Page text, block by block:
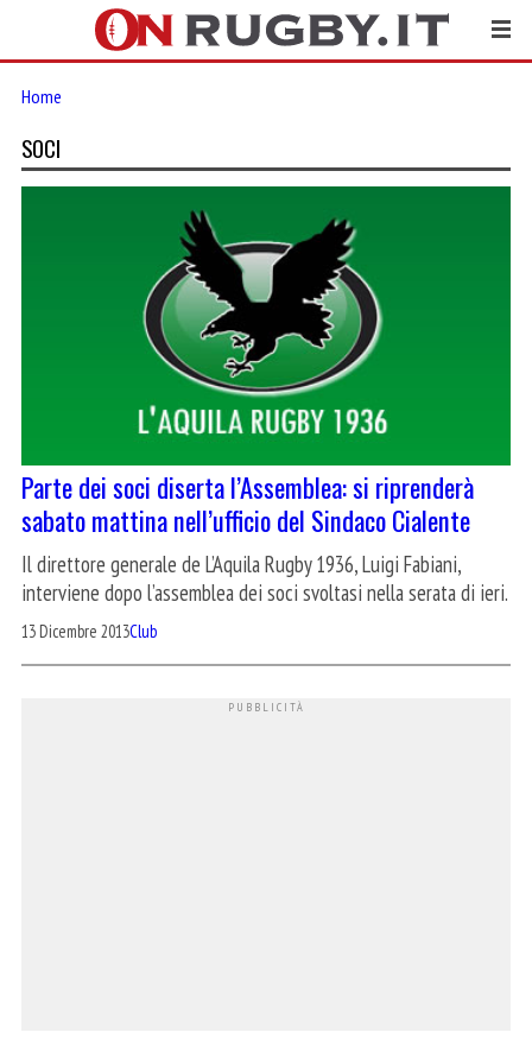
Home
SOCI
Parte dei soci diserta l’Assemblea: si riprenderà
sabato mattina nell’ufficio del Sindaco Cialente
Il direttore generale de L’Aquila Rugby 1936, Luigi Fabiani,
interviene dopo l’assemblea dei soci svoltasi nella serata di ieri.
13 Dicembre 2013Club